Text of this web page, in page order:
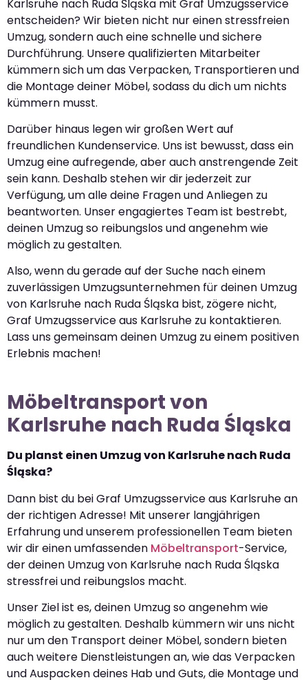
Karlsruhe nach Ruda Śląska mit Graf Umzugsservice
entscheiden? Wir bieten nicht nur einen stressfreien
Umzug, sondern auch eine schnelle und sichere
Durchführung. Unsere qualifizierten Mitarbeiter
kümmern sich um das Verpacken, Transportieren und
die Montage deiner Möbel, sodass du dich um nichts
kümmern musst.
Darüber hinaus legen wir großen Wert auf
freundlichen Kundenservice. Uns ist bewusst, dass ein
Umzug eine aufregende, aber auch anstrengende Zeit
sein kann. Deshalb stehen wir dir jederzeit zur
Verfügung, um alle deine Fragen und Anliegen zu
beantworten. Unser engagiertes Team ist bestrebt,
deinen Umzug so reibungslos und angenehm wie
möglich zu gestalten.
Also, wenn du gerade auf der Suche nach einem
zuverlässigen Umzugsunternehmen für deinen Umzug
von Karlsruhe nach Ruda Śląska bist, zögere nicht,
Graf Umzugsservice aus Karlsruhe zu kontaktieren.
Lass uns gemeinsam deinen Umzug zu einem positiven
Erlebnis machen!
Möbeltransport von
Karlsruhe nach Ruda Śląska
Du planst einen Umzug von Karlsruhe nach Ruda
Śląska?
Dann bist du bei Graf Umzugsservice aus Karlsruhe an
der richtigen Adresse! Mit unserer langjährigen
Erfahrung und unserem professionellen Team bieten
wir dir einen umfassenden Möbeltransport-Service,
der deinen Umzug von Karlsruhe nach Ruda Śląska
stressfrei und reibungslos macht.
Unser Ziel ist es, deinen Umzug so angenehm wie
möglich zu gestalten. Deshalb kümmern wir uns nicht
nur um den Transport deiner Möbel, sondern bieten
auch weitere Dienstleistungen an, wie das Verpacken
und Auspacken deines Hab und Guts, die Montage und